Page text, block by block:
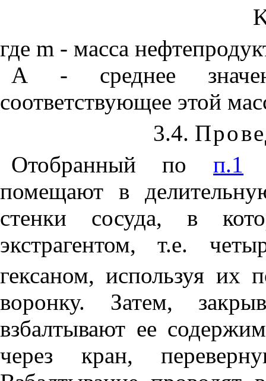
где m - масса
А - среднее
соответствующее этой
3.4.
Отобранный поп.1
помещают в
стенки сосуда, в
экстрагентом, т.е.
гексаном, используя их
воронку. Затем,
взбалтывают ее
через кран,